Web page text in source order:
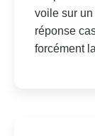
voile sur
réponse
forcément